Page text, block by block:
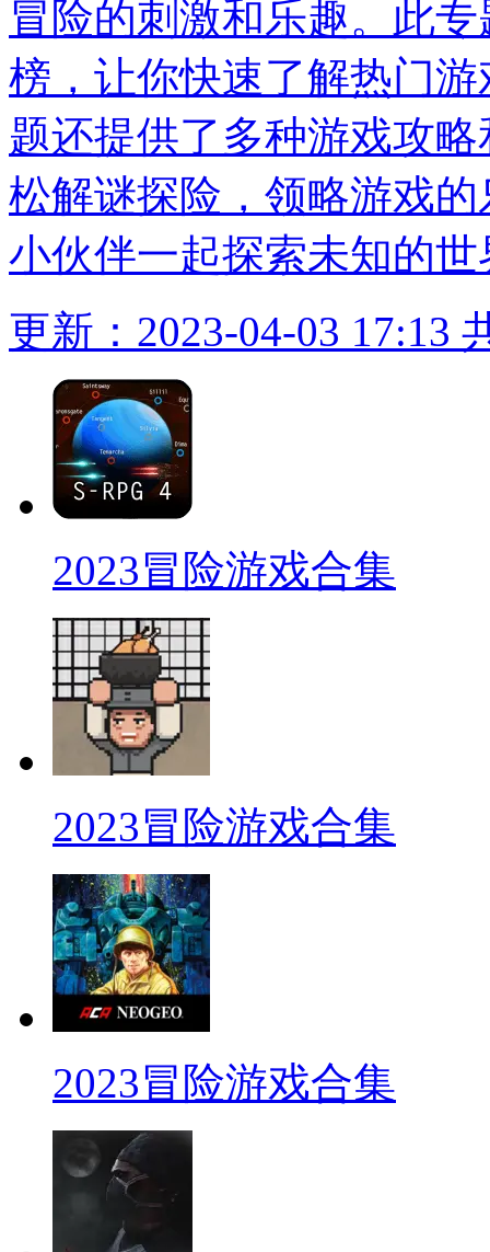
冒险的刺激和乐趣。此
榜，让你快速了解热门
题还提供了多种游戏攻
松解谜探险，领略游戏
小伙伴一起探索未知的世
更新：2023-04-03 17:13
2023冒险游戏合集
2023冒险游戏合集
2023冒险游戏合集